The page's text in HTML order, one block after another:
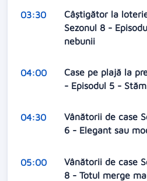
03:30
Câștigător la
Sezonul 8 -
nebunii
04:00
Case pe plajă la
- Episodul 5 -
04:30
Vânătorii de case
6 - Elegant sau
05:00
Vânătorii de case
8 - Totul merge